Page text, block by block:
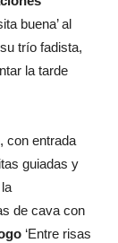
buena’ al
trío fadista,
la tarde
con entrada
guiadas y
de cava con
‘Entre risas